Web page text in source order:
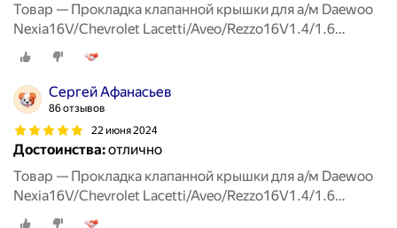
Товар — Прокладка клапанной крышки для а/м Daewoo
Nexia16V/Chevrolet Lacetti/Aveo/Rezzo16V1.4/1.6
00>RIGINAL
Сергей Афанасьев
86 отзывов
22 июня 2024
Достоинства:отлично
Товар — Прокладка клапанной крышки для а/м Daewoo
Nexia16V/Chevrolet Lacetti/Aveo/Rezzo16V1.4/1.6
00>RIGINAL